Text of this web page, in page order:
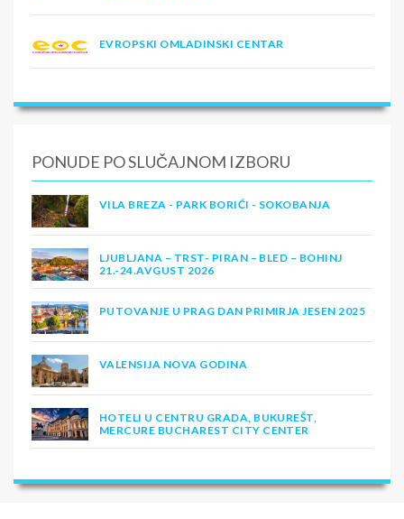
EVROPSKI OMLADINSKI CENTAR
PONUDE PO SLUČAJNOM IZBORU
VILA BREZA - PARK BORIĆI - SOKOBANJA
LJUBLJANA – TRST- PIRAN – BLED – BOHINJ
21.-24.AVGUST 2026
PUTOVANJE U PRAG DAN PRIMIRJA JESEN 2025
VALENSIJA NOVA GODINA
HOTELI U CENTRU GRADA, BUKUREŠT,
MERCURE BUCHAREST CITY CENTER